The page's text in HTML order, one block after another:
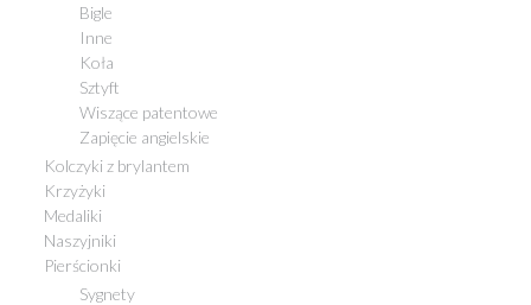
Bigle
Inne
Koła
Sztyft
Wiszące patentowe
Zapięcie angielskie
Kolczyki z brylantem
Krzyżyki
Medaliki
Naszyjniki
Pierścionki
Sygnety